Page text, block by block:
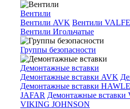
Вентили
Вентили AVK Вентили
Вентили Игольчатые
Группы безопасности
Демонтажные вставки
Демонтажные вставки AVK
Демонтажные вставки HAWLE
JAFAR Демонтажные вставки
VIKING JOHNSON